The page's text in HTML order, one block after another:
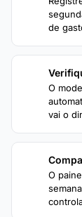
de
O
vai o
O